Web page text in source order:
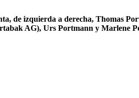
de izquierda a derecha, Thomas
AG), Urs Portmann y